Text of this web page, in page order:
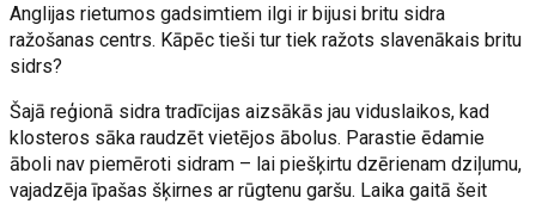
Anglijas rietumos gadsimtiem ilgi ir bijusi britu sidra
ražošanas centrs. Kāpēc tieši tur tiek ražots slavenākais britu
sidrs?
Šajā reģionā sidra tradīcijas aizsākās jau viduslaikos, kad
klosteros sāka raudzēt vietējos ābolus. Parastie ēdamie
āboli nav piemēroti sidram – lai piešķirtu dzērienam dziļumu,
vajadzēja īpašas šķirnes ar rūgtenu garšu. Laika gaitā šeit